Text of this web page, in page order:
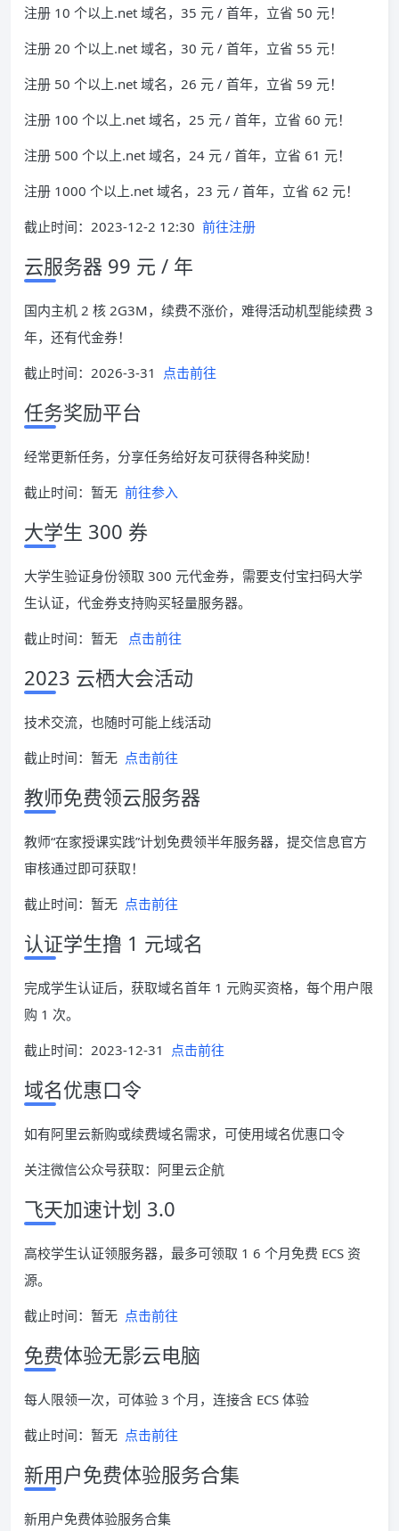
注册 10 个以上.net 域名，35 元 / 首年，立省 50 元！
注册 20 个以上.net 域名，30 元 / 首年，立省 55 元！
注册 50 个以上.net 域名，26 元 / 首年，立省 59 元！
注册 100 个以上.net 域名，25 元 / 首年，立省 60 元！
注册 500 个以上.net 域名，24 元 / 首年，立省 61 元！
注册 1000 个以上.net 域名，23 元 / 首年，立省 62 元！
截止时间：2023-12-2 12:30 前往注册
云服务器 99 元 / 年
国内主机 2 核 2G3M，续费不涨价，难得活动机型能续费 3
年，还有代金券！
截止时间：2026-3-31 点击前往
任务奖励平台
经常更新任务，分享任务给好友可获得各种奖励！
截止时间：暂无 前往参入
大学生 300 券
大学生验证身份领取 300 元代金券，需要支付宝扫码大学
生认证，代金券支持购买轻量服务器。
截止时间：暂无 点击前往
2023 云栖大会活动
技术交流，也随时可能上线活动
截止时间：暂无 点击前往
教师免费领云服务器
教师“在家授课实践”计划免费领半年服务器，提交信息官方
审核通过即可获取！
截止时间：暂无 点击前往
认证学生撸 1 元域名
完成学生认证后，获取域名首年 1 元购买资格，每个用户限
购 1 次。
截止时间：2023-12-31 点击前往
域名优惠口令
如有阿里云新购或续费域名需求，可使用域名优惠口令
关注微信公众号获取：阿里云企航
飞天加速计划 3.0
高校学生认证领服务器，最多可领取 1 6 个月免费 ECS 资
源。
截止时间：暂无 点击前往
免费体验无影云电脑
每人限领一次，可体验 3 个月，连接含 ECS 体验
截止时间：暂无 点击前往
新用户免费体验服务合集
新用户免费体验服务合集